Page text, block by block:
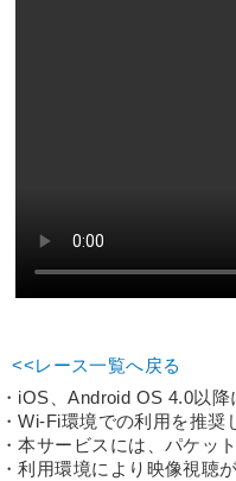
<<レース一覧へ戻る
・iOS、Android OS 4.0以降
・Wi-Fi環境での利用を推奨
・本サービスには、パケッ
・利用環境により映像視聴